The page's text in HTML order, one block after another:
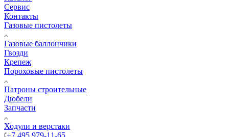
Сервис
Контакты
Газовые пистолеты
Газовые баллончики
Гвозди
Крепеж
Пороховые пистолеты
Патроны строительные
Дюбели
Запчасти
Ходули и верстаки